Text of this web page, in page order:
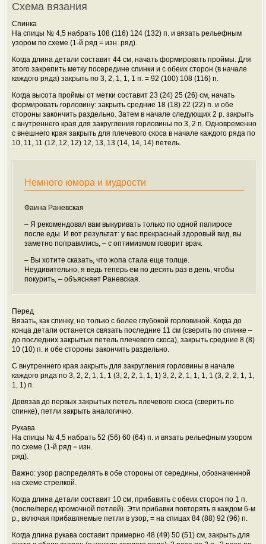
Схема вязания
Спинка
На спицы № 4,5 набрать 108 (116) 124 (132) п. и вязать рельефным
узором по схеме (1-й ряд = изн. ряд).
Когда длина детали составит 44 см, начать формировать проймы. Для
этого закрепить метку посередине спинки и с обеих сторон (в начале
каждого ряда) закрыть по 3, 2, 1, 1, 1 п. = 92 (100) 108 (116) п.
Когда высота проймы от метки составит 23 (24) 25 (26) см, начать
формировать горловину: закрыть средние 18 (18) 22 (22) п. и обе
стороны закончить раздельно. Затем в начале следующих 2 р. закрыть
с внутреннего края для закругления горловины по 3, 2 п. Одновременно
с внешнего края закрыть для плечевого скоса в начале каждого ряда по
10, 11, 11 (12, 12, 12) 12, 13, 13 (14, 14, 14) петель.
Немного юмора и мудрости
Фаина Раневская
– Я рекомендовал вам выкуривать только по одной папиросе
после еды. И вот результат: у вас прекрасный здоровый вид, вы
заметно поправились, – с оптимизмом говорит врач.
– Вы хотите сказать, что жопа стала еще толще.
Неудивительно, я ведь теперь ем по десять раз в день, чтобы
покурить, – объясняет Раневская.
Перед
Вязать, как спинку, но только с более глубокой горловиной. Когда до
конца детали останется связать последние 11 см (сверить по спинке –
до последних закрытых петель плечевого скоса), закрыть средние 8 (8)
10 (10) п. и обе стороны закончить раздельно.
С внутреннего края закрыть для закругления горловины в начале
каждого ряда по 3, 2, 2, 1, 1, 1 (3, 2, 2, 1, 1, 1) 3, 2, 2, 1, 1, 1, 1 (3, 2, 2, 1, 1,
1, 1) п.
Довязав до первых закрытых петель плечевого скоса (сверить по
спинке), петли закрыть аналогично.
Рукава
На спицы № 4,5 набрать 52 (56) 60 (64) п. и вязать рельефным узором
по схеме (1-й ряд = изн.
ряд).
Важно: узор распределять в обе стороны от середины, обозначенной
на схеме стрелкой.
Когда длина детали составит 10 см, прибавить с обеих сторон по 1 п.
(после/перед кромочной петлей). Эти прибавки повторять в каждом 6-м
р., включая прибавляемые петли в узор, = на спицах 84 (88) 92 (96) п.
Когда длина рукава составит примерно 48 (49) 50 (51) см, закрыть для